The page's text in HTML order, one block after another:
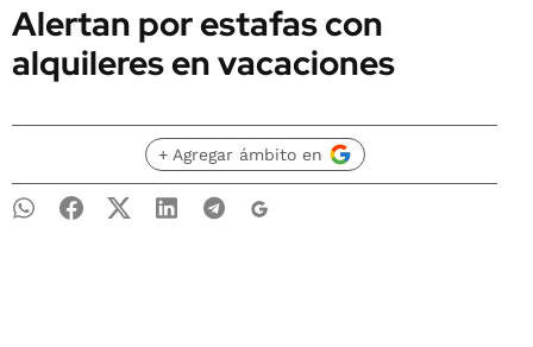
Alertan por estafas con
alquileres en vacaciones
+ Agregar ámbito en